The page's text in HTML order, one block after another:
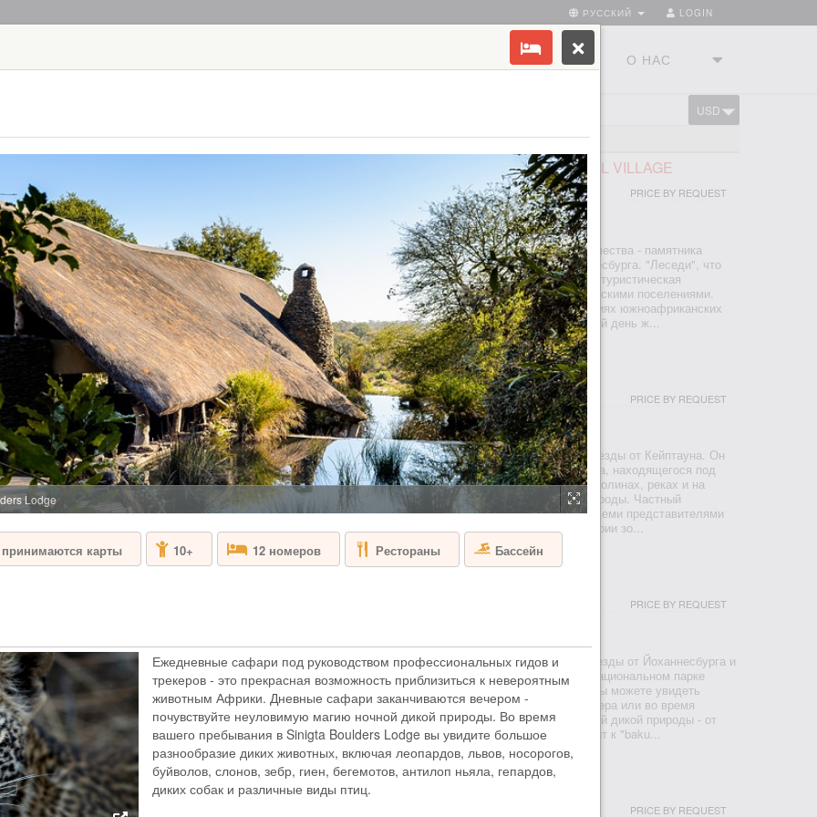
LOGIN
РУССКИЙ
ТУРСТУДИЯ О НАС
USD
ЮАР
AHA LESEDI AFRICAN LODGE & CULTURAL VILLAGE
PRICE BY REQUEST
ЮАР - ЙОХАННЕСБУРГ
Aha Lesedi находится недалеко от Колыбели человечества - памятника
Всемирного наследия ЮНЕСКО, к северу от Йоханнесбурга. "Леседи", что
переводится как "свет", был основан в 1995 году как туристическая
достопримечательность с настоящими южноафриканскими поселениями.
Здесь вы из первых рук узнаете о культуре и традициях южноафриканских
народов: зулу, ксоса, басуто, педи и ндебеле и по сей день ж...
AQUILA SAFARI & SPA
PRICE BY REQUEST
ЮАР - КЕЙПТАУН
Aquila Safari & Spa расположен менее чем в 2 часах езды от Кейптауна. Он
назван в честь обитающего в этих краях черного орла, находящегося под
угрозой исчезновения. В великолепных горах Кару, долинах, реках и на
холмах располагаются нетронутый остров дикой природы. Частный
заповедник Аквила предлагает отдых и сафари со всеми представителями
Большой Африканской Пятерки в свободной от малярии зо...
PRICE BY REQUEST
Bakubung Bush Lodge находится всего в двух часах езды от Йоханнесбурга и
в десяти минутах от Сан-Сити. Он расположился в национальном парке
Пиланесберг - в свободной от малярии зоне. Здесь вы можете увидеть
Большую африканскую пятерку прямо из своего номера или во время
сафари. Лодж раскроет вам всю красоту африканской дикой природы - от
львиных прайдов до грациозных жирафов. Один визит к "baku...
BIRKENHEAD HOUSE
PRICE BY REQUEST
Lodge
принимаются карты 10+ 12 номеров Рестораны Бассейн
Ежедневные сафари под руководством профессиональных гидов и
трекеров - это прекрасная возможность приблизиться к невероятным
животным Африки. Дневные сафари заканчиваются вечером -
почувствуйте неуловимую магию ночной дикой природы. Во время
вашего пребывания в Sinigta Boulders Lodge вы увидите большое
разнообразие диких животных, включая леопардов, львов, носорогов,
буйволов, слонов, зебр, гиен, бегемотов, антилоп ньяла, гепардов,
диких собак и различные виды птиц.